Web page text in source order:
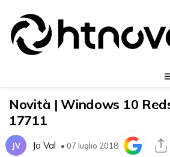
Novità | Windows 10
17711
JV Jo Val • 07 luglio 2018